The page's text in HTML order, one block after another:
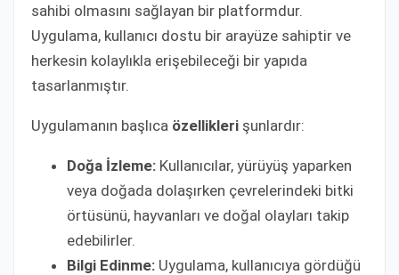
sahibi olmasını sağlayan bir platformdur.
Uygulama, kullanıcı dostu bir arayüze sahiptir ve
herkesin kolaylıkla erişebileceği bir yapıda
tasarlanmıştır.
Uygulamanın başlıca özellikleri şunlardır:
Doğa İzleme: Kullanıcılar, yürüyüş yaparken
veya doğada dolaşırken çevrelerindeki bitki
örtüsünü, hayvanları ve doğal olayları takip
edebilirler.
Bilgi Edinme: Uygulama, kullanıcıya gördüğü